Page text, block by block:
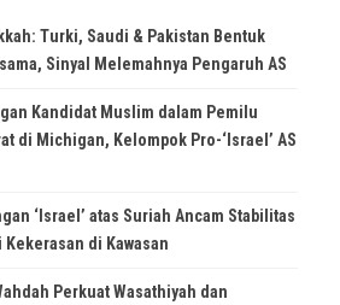
Turki, Saudi & Pakistan Bentuk
Sinyal Melemahnya Pengaruh AS
Kandidat Muslim dalam Pemilu
di Michigan, Kelompok Pro-‘Israel’ AS
‘Israel’ atas Suriah Ancam Stabilitas
di Kawasan
Perkuat Wasathiyah dan